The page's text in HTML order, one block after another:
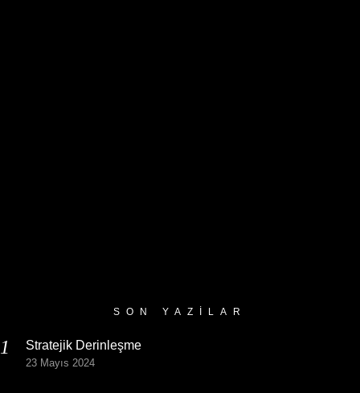
SON YAZILAR
Stratejik Derinleşme
23 Mayıs 2024